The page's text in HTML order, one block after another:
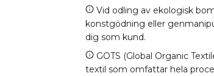
Vid odling av ekologisk
konstgödning eller
dig som kund.
GOTS (Global Organic
textil som omfattar hela